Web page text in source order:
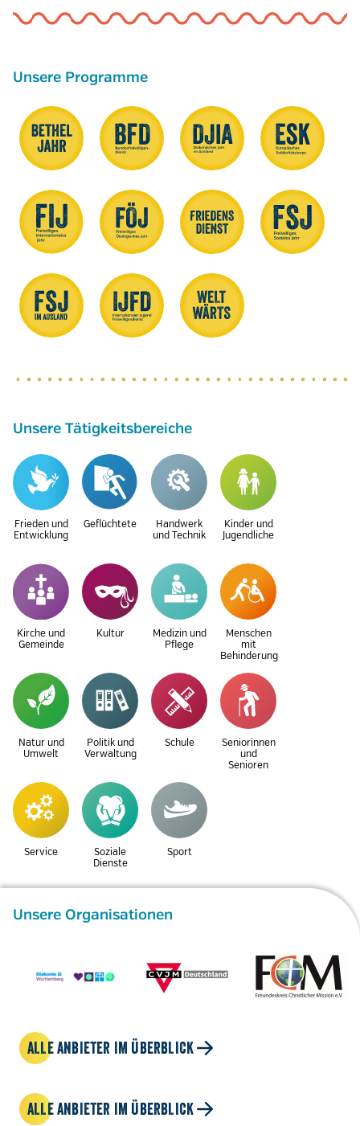
Unsere Programme
Unsere Tätigkeitsbereiche
Frieden und
Entwicklung
Geflüchtete
Handwerk
und Technik
Kinder und
Jugendliche
Kirche und
Gemeinde
Kultur
Medizin und
Pflege
Menschen
mit
Behinderung
Natur und
Umwelt
Politik und
Verwaltung
Schule
Seniorinnen
und
Senioren
Service
Soziale
Dienste
Sport
Unsere Organisationen
ALLE ANBIETER IM ÜBERBLICK
ALLE ANBIETER IM ÜBERBLICK